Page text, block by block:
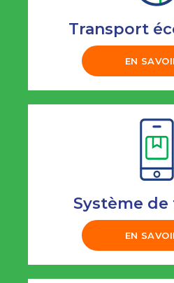
Transport
EN
Système
EN